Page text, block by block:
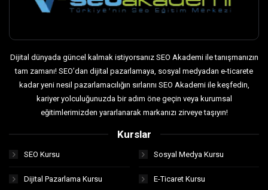
Dijital dünyada güncel kalmak istiyorsanız SEO Akademi ile tanışmanızın
tam zamanı! SEO’dan dijital pazarlamaya, sosyal medyadan e-ticarete
kadar yeni nesil pazarlamacılığın sırlarını SEO Akademi ile keşfedin,
kariyer yolculuğunuzda bir adım öne geçin veya kurumsal
eğitimlerimizden yararlanarak markanızı zirveye taşıyın!
Kurslar
SEO Kursu Sosyal Medya Kursu
Dijital Pazarlama Kursu E-Ticaret Kursu